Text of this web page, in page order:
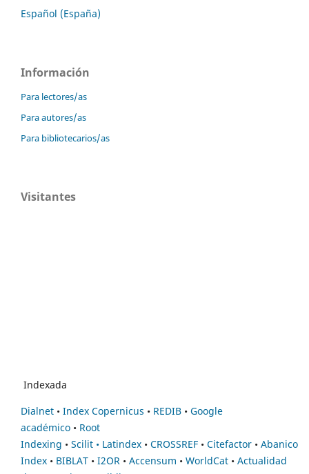
Español (España)
Información
Para lectores/as
Para autores/as
Para bibliotecarios/as
Visitantes
Indexada
Dialnet • Index Copernicus • REDIB • Google
académico • Root
Indexing • Scilit • Latindex • CROSSREF • Citefactor • Abanico
Index • BIBLAT • I2OR • Accensum • WorldCat • Actualidad